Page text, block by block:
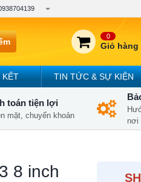
0
Giỏ hàng
KẾT TIN TỨC & SỰ KIỆN
toán tiện lợi
mặt, chuyển khoản
nơi
8 inch